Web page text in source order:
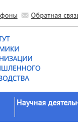
Обратная
Научная